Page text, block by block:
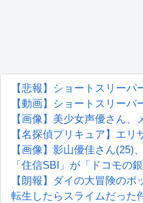
【悲報】ショートスリー
【動画】ショートスリー
【画像】美少女声優さん
【名探偵プリキュア】エリ
【画像】影山優佳さん(25)
「住信SBI」が「ドコモの
【朗報】ダイの大冒険の
転生したらスライムだった